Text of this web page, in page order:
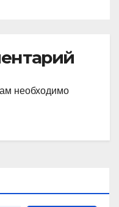
необходимо